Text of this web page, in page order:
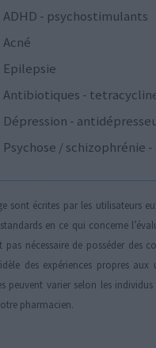
ADHD - psychostimulants
Acné
Epilepsie
Antibiotiques -
Dépression -
Psychose / schizophrénie
sont écrites par les utilisateurs
en ce qui concerne
pas nécessaire de posséder des
des expériences propres
peuvent varier selon les
pharmacien.